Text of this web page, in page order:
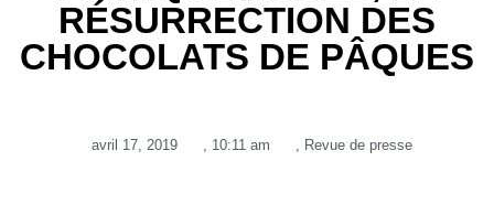
RÉSURRECTION DES
CHOCOLATS DE PÂQUES
avril 17, 2019 , 10:11 am , Revue de presse